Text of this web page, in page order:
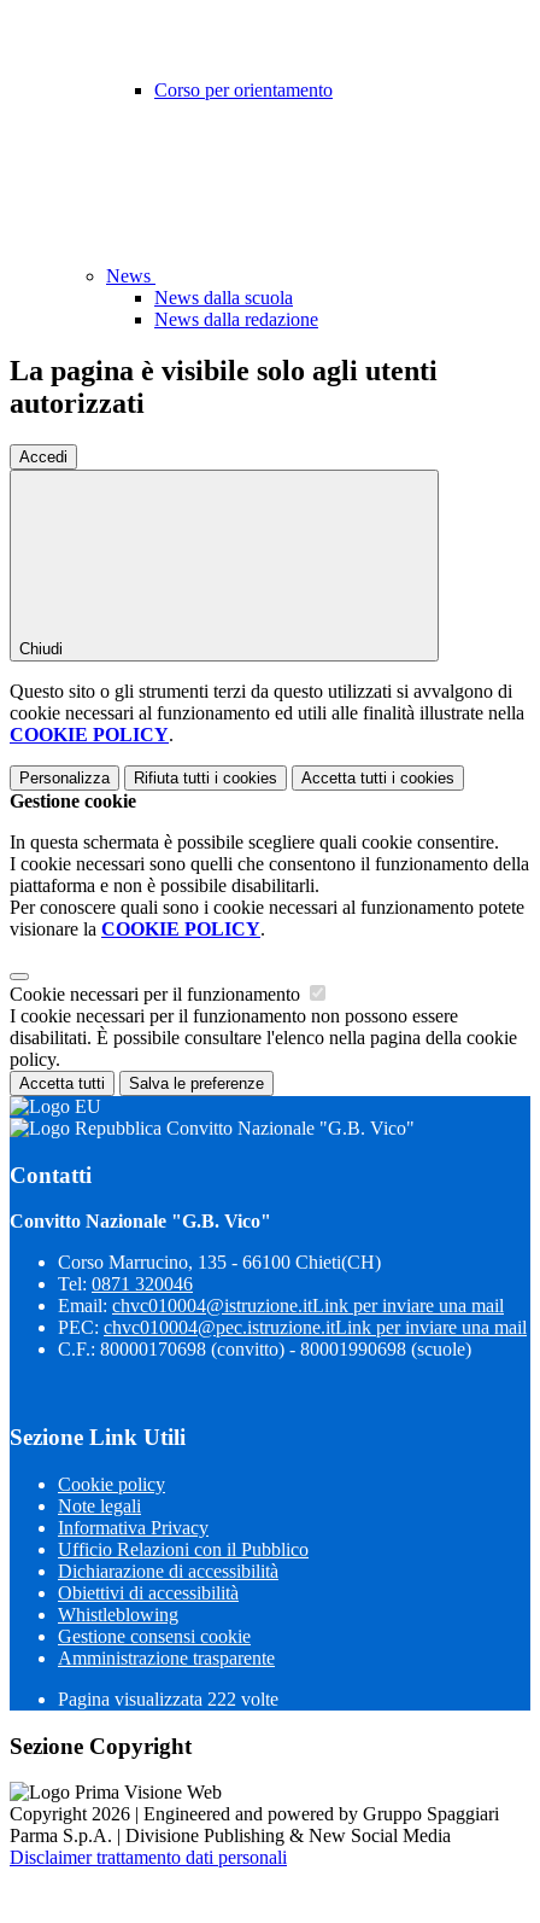
Corso per orientamento
News
News dalla scuola
News dalla redazione
La pagina è visibile solo agli utenti
autorizzati
Accedi
Chiudi
Questo sito o gli strumenti terzi da questo utilizzati si avvalgono di
cookie necessari al funzionamento ed utili alle finalità illustrate nella
COOKIE POLICY.
Personalizza Rifiuta tutti i cookies Accetta tutti i cookies
Gestione cookie
In questa schermata è possibile scegliere quali cookie consentire.
I cookie necessari sono quelli che consentono il funzionamento della
piattaforma e non è possibile disabilitarli.
Per conoscere quali sono i cookie necessari al funzionamento potete
visionare la COOKIE POLICY.
Cookie necessari per il funzionamento
I cookie necessari per il funzionamento non possono essere
disabilitati. È possibile consultare l'elenco nella pagina della cookie
policy.
Accetta tutti Salva le preferenze
Convitto Nazionale "G.B. Vico"
Contatti
Convitto Nazionale "G.B. Vico"
Corso Marrucino, 135 - 66100 Chieti(CH)
Tel: 0871 320046
Email: chvc010004@istruzione.itLink per inviare una mail
PEC: chvc010004@pec.istruzione.itLink per inviare una mail
C.F.: 80000170698 (convitto) - 80001990698 (scuole)
Sezione Link Utili
Cookie policy
Note legali
Informativa Privacy
Ufficio Relazioni con il Pubblico
Dichiarazione di accessibilità
Obiettivi di accessibilità
Whistleblowing
Gestione consensi cookie
Amministrazione trasparente
Pagina visualizzata 222 volte
Sezione Copyright
Copyright 2026 | Engineered and powered by Gruppo Spaggiari
Parma S.p.A. | Divisione Publishing & New Social Media
Disclaimer trattamento dati personali